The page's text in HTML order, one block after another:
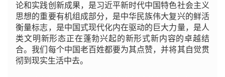
论和实践创新成果，是习近平新时代中国特色社会主义
思想的重要有机组成部分，是中华民族伟大复兴的鲜活
衡量标志，是中国式现代化内在驱动的巨大力量，是人
类文明新形态正在蓬勃兴起的新形式新内容的卓越结
合。我们每个中国老百姓都要为其点赞，并将其自觉贯
彻到现实生活中去。